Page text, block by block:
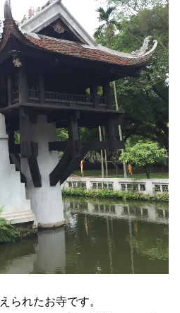
られたお寺です。